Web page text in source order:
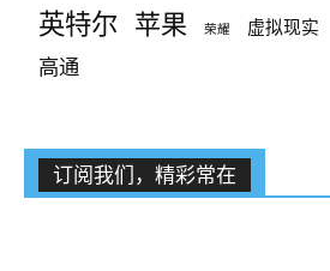
英特尔 苹果 荣耀 虚拟现实
高通
订阅我们，精彩常在